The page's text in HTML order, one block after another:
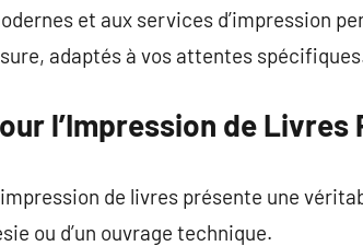
et aux services d’impression
adaptés à vos attentes
l’Impression de
de livres présente une
ou d’un ouvrage technique.